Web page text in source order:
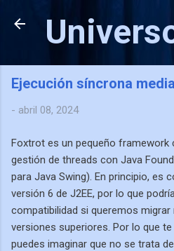
Ir al contenido
Ejecución síncrona
- abril 08, 2024
Foxtrot es un pequeño framework
gestión de threads con Java
para Java Swing). En principio, es
versión 6 de J2EE, por lo que
compatibilidad si queremos
versiones superiores. Por lo que
puedes imaginar que no se trata